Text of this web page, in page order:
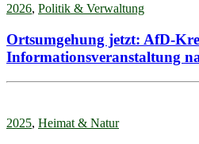
2026, Politik & Verwaltung
Ortsumgehung jetzt: AfD-
Informationsveranstaltung
2025, Heimat & Natur